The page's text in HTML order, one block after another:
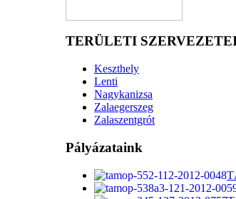
TERÜLETI
Keszthely
Lenti
Nagykanizsa
Zalaegerszeg
Zalaszentgrót
Pályázataink